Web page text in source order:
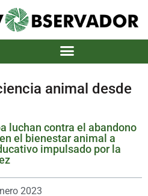
animal desde
luchan contra el abandono
el bienestar animal a
impulsado por la
2023